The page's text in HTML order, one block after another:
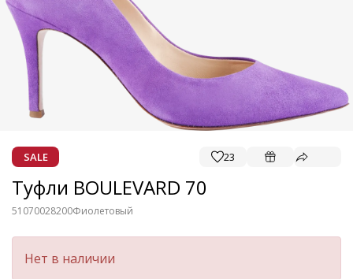
SALE 23
Туфли BOULEVARD 70
51070028200Фиолетовый
Нет в наличии